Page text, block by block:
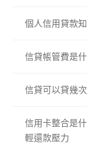
個人信用貸款
信貸帳管費是
信貸可以貸幾
信用卡整合是
輕還款壓力